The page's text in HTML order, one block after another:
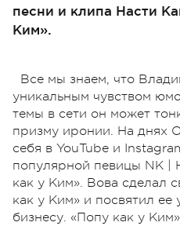
песни и клипа Насти
Ким».
Все мы знаем, что
уникальным чувством
темы в сети он может
призму иронии. На днях
себя в YouTube и
популярной певицы NK |
как у Ким». Вова сделал
как у Ким» и посвятил
бизнесу. «Попу как у